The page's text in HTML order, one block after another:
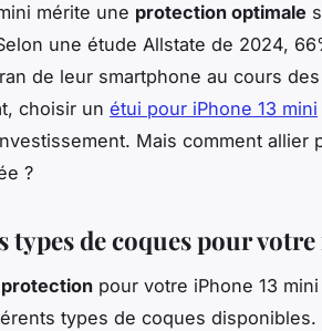
mérite une protection optimale
une étude Allstate de 2024,
de leur smartphone au cours
choisir un étui pour iPhone 13 mini
Mais comment allier
?
types de coques pour
pour votre iPhone 13
types de coques